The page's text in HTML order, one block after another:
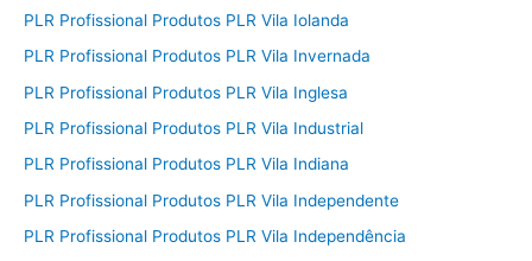
PLR Profissional Produtos PLR Vila Iolanda
PLR Profissional Produtos PLR Vila Invernada
PLR Profissional Produtos PLR Vila Inglesa
PLR Profissional Produtos PLR Vila Industrial
PLR Profissional Produtos PLR Vila Indiana
PLR Profissional Produtos PLR Vila Independente
PLR Profissional Produtos PLR Vila Independência